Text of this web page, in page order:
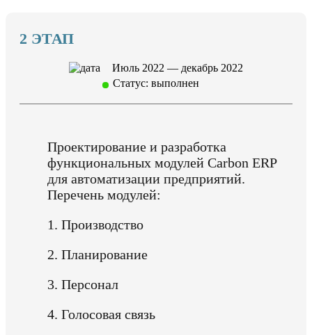
2 ЭТАП
Июль 2022 — декабрь 2022
Статус: выполнен
Проектирование и разработка
функциональных модулей Carbon ERP
для автоматизации предприятий.
Перечень модулей:
1. Производство
2. Планирование
3. Персонал
4. Голосовая связь